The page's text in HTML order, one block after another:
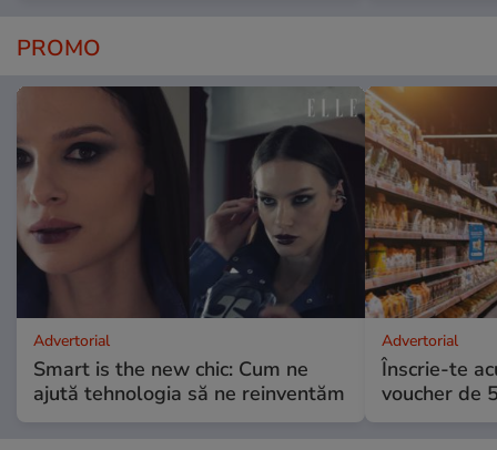
PROMO
Advertorial
Smart is the new chic: Cum ne
ajută tehnologia să ne reinventăm
Advertorial
Înscrie-te
voucher de